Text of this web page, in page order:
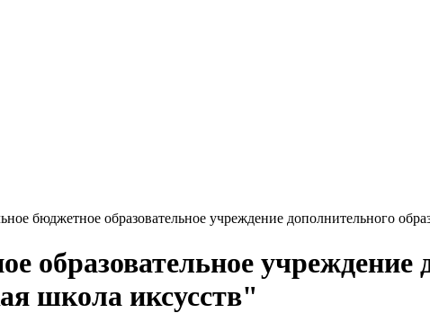
бюджетное образовательное учреждение дополнительного
образовательное учреждение
школа иксусств"